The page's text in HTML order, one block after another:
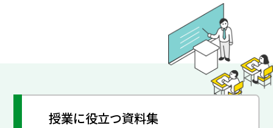
授業に役立つ資料集